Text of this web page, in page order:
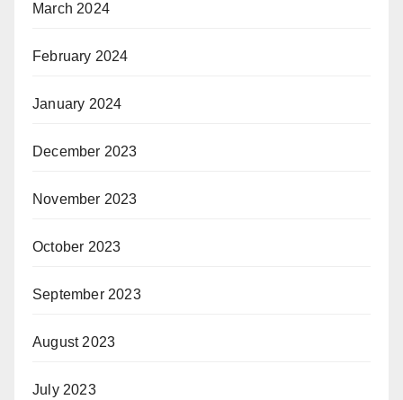
March 2024
February 2024
January 2024
December 2023
November 2023
October 2023
September 2023
August 2023
July 2023